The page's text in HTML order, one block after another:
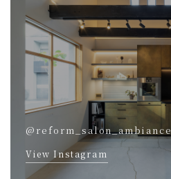
@reform_salon_ambiance
View Instagram